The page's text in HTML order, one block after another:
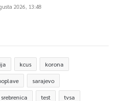
2026, 13:48
kcus korona
sarajevo
srebrenica test tvsa